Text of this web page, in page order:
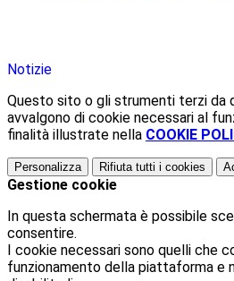
Notizie
Questo sito o gli strumenti terzi da
avvalgono di cookie necessari al
finalità illustrate nella COOKIE
Personalizza Rifiuta tutti i cookies
Gestione cookie
In questa schermata è possibile
consentire.
I cookie necessari sono quelli che
funzionamento della piattaforma e